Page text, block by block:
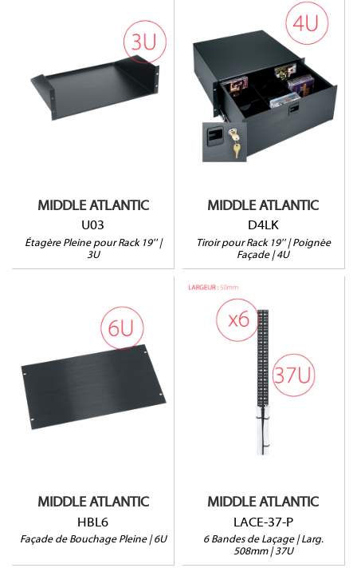
MIDDLE ATLANTIC
U03
Étagère Pleine pour Rack 19'' |
3U
3U
MIDDLE ATLANTIC
D4LK
Tiroir pour Rack 19'' | Poignée
Façade | 4U
Serrure incluse
HxLxP : 178 x 483 x
395mm
Charge Max : 22kg
MIDDLE ATLANTIC
HBL6
Façade de Bouchage Pleine | 6U
MIDDLE ATLANTIC
LACE-37-P
6 Bandes de Laçage | Larg.
508mm | 37U
LACE-37-P